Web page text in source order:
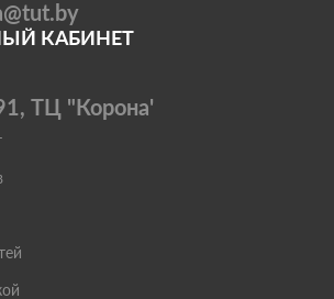
ТЦ "Корона'
КАБИНЕТ